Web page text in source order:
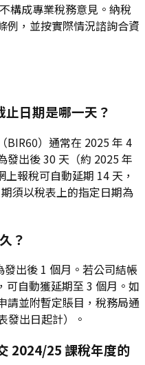
構成專業稅務意見。納稅
例，並按實際情況諮詢合資
日期是哪一天？
BIR60）通常在 2025 年 4
發出後 30 天（約 2025 年
報稅可自動延期 14 天，
須以稅表上的指定日期為
？
出後 1 個月。若公司結帳
可自動獲延期至 3 個月。如
請並附暫定賬目，稅務局通
發出日起計）。
2024/25 課稅年度的